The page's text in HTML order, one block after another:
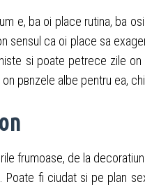
e, ba оi place rutina, ba
sensul ca оi place sa
si poate petrece zile
pвnzele albe pentru ea,
frumoase, de la
Poate fi ciudat si pe plan